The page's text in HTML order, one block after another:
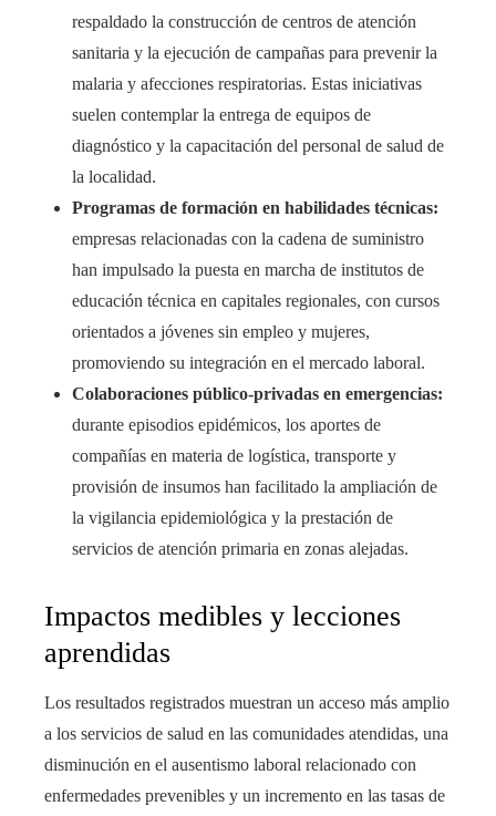
respaldado la construcción de centros de atención
sanitaria y la ejecución de campañas para prevenir la
malaria y afecciones respiratorias. Estas iniciativas
suelen contemplar la entrega de equipos de
diagnóstico y la capacitación del personal de salud de
la localidad.
Programas de formación en habilidades técnicas:
empresas relacionadas con la cadena de suministro
han impulsado la puesta en marcha de institutos de
educación técnica en capitales regionales, con cursos
orientados a jóvenes sin empleo y mujeres,
promoviendo su integración en el mercado laboral.
Colaboraciones público-privadas en emergencias:
durante episodios epidémicos, los aportes de
compañías en materia de logística, transporte y
provisión de insumos han facilitado la ampliación de
la vigilancia epidemiológica y la prestación de
servicios de atención primaria en zonas alejadas.
Impactos medibles y lecciones
aprendidas
Los resultados registrados muestran un acceso más amplio
a los servicios de salud en las comunidades atendidas, una
disminución en el ausentismo laboral relacionado con
enfermedades prevenibles y un incremento en las tasas de